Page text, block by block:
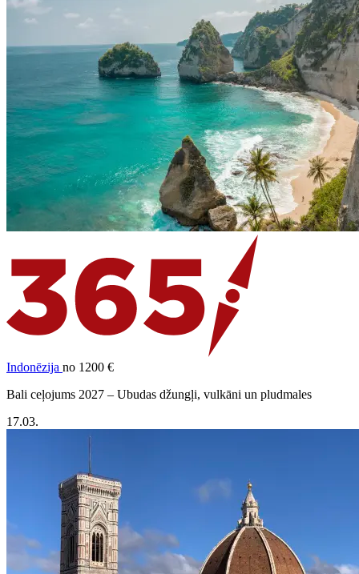
Indonēzija no 1200 €
Bali ceļojums 2027 – Ubudas džungļi, vulkāni un pludmales
17.03.